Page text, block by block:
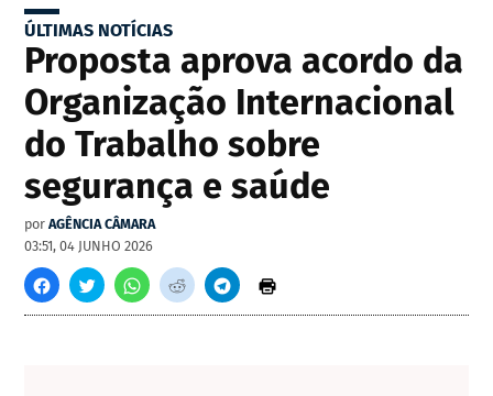
ÚLTIMAS NOTÍCIAS
Proposta aprova acordo da
Organização Internacional
do Trabalho sobre
segurança e saúde
por AGÊNCIA CÂMARA
03:51, 04 JUNHO 2026